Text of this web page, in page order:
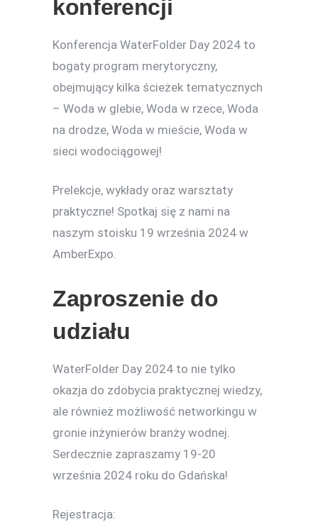
konferencji
Konferencja WaterFolder Day 2024 to
bogaty program merytoryczny,
obejmujący kilka ścieżek tematycznych
– Woda w glebie, Woda w rzece, Woda
na drodze, Woda w mieście, Woda w
sieci wodociągowej!
Prelekcje, wykłady oraz warsztaty
praktyczne! Spotkaj się z nami na
naszym stoisku 19 września 2024 w
AmberExpo.
Zaproszenie do
udziału
WaterFolder Day 2024 to nie tylko
okazja do zdobycia praktycznej wiedzy,
ale również możliwość networkingu w
gronie inżynierów branży wodnej.
Serdecznie zapraszamy 19-20
września 2024 roku do Gdańska!
Rejestracja: